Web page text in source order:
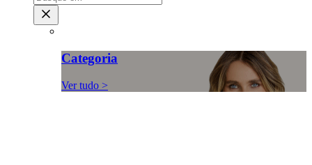
Categoria
Ver tudo >